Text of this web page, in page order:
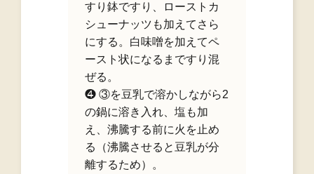
すり鉢ですり、ローストカ
シューナッツも加えてさら
にする。白味噌を加えてペ
ースト状になるまですり混
ぜる。
❹ ③を豆乳で溶かしながら2
の鍋に溶き入れ、塩も加
え、沸騰する前に火を止め
る（沸騰させると豆乳が分
離するため）。